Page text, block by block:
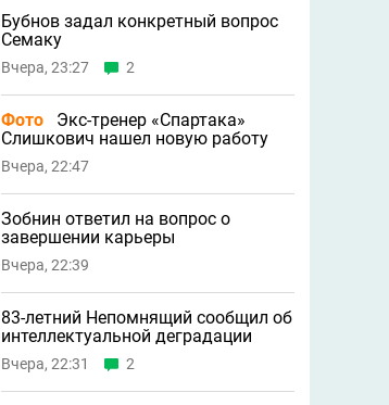
Бубнов задал конкретный вопрос
Семаку
Вчера, 23:27 2
Фото
Экс-тренер «Спартака»
Слишкович нашел новую работу
Вчера, 22:47
Зобнин ответил на вопрос о
завершении карьеры
Вчера, 22:39
83-летний Непомнящий сообщил об
интеллектуальной деградации
Вчера, 22:31 2